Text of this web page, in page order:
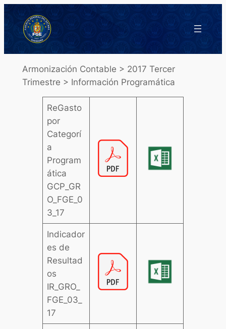
Saltar
al
contenido
Armonización Contable > 2017 Tercer
Trimestre > Información Programática
ReGasto
por
Categorí
a
Program
ática
GCP_GR
O_FGE_0
3_17
Indicador
es de
Resultad
os
IR_GRO_
FGE_03_
17